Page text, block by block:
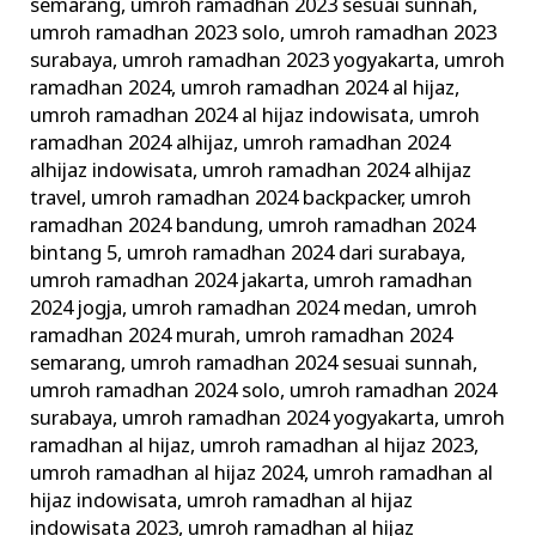
semarang, umroh ramadhan 2023 sesuai sunnah,
umroh ramadhan 2023 solo, umroh ramadhan 2023
surabaya, umroh ramadhan 2023 yogyakarta, umroh
ramadhan 2024, umroh ramadhan 2024 al hijaz,
umroh ramadhan 2024 al hijaz indowisata, umroh
ramadhan 2024 alhijaz, umroh ramadhan 2024
alhijaz indowisata, umroh ramadhan 2024 alhijaz
travel, umroh ramadhan 2024 backpacker, umroh
ramadhan 2024 bandung, umroh ramadhan 2024
bintang 5, umroh ramadhan 2024 dari surabaya,
umroh ramadhan 2024 jakarta, umroh ramadhan
2024 jogja, umroh ramadhan 2024 medan, umroh
ramadhan 2024 murah, umroh ramadhan 2024
semarang, umroh ramadhan 2024 sesuai sunnah,
umroh ramadhan 2024 solo, umroh ramadhan 2024
surabaya, umroh ramadhan 2024 yogyakarta, umroh
ramadhan al hijaz, umroh ramadhan al hijaz 2023,
umroh ramadhan al hijaz 2024, umroh ramadhan al
hijaz indowisata, umroh ramadhan al hijaz
indowisata 2023, umroh ramadhan al hijaz